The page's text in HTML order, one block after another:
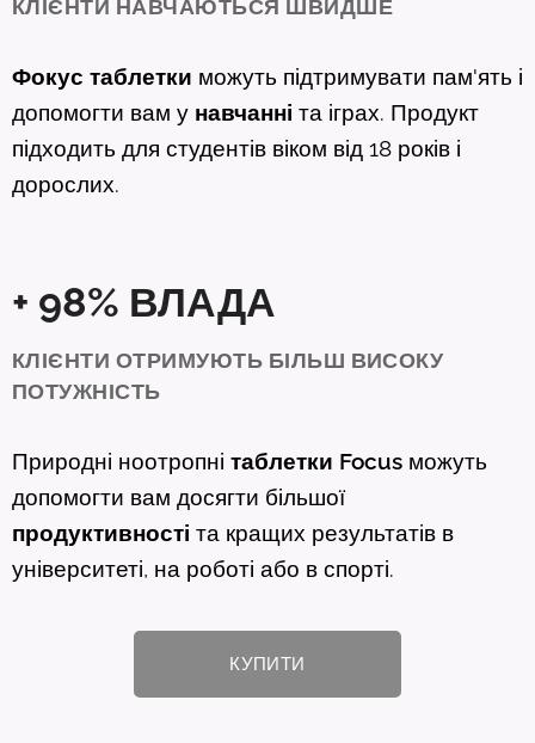
КЛІЄНТИ НАВЧАЮТЬСЯ ШВИДШЕ
Фокус таблетки можуть підтримувати пам'ять і
допомогти вам у навчанні та іграх. Продукт
підходить для студентів віком від 18 років і
дорослих.
+ 98% ВЛАДА
КЛІЄНТИ ОТРИМУЮТЬ БІЛЬШ ВИСОКУ
ПОТУЖНІСТЬ
Природні ноотропні таблетки Focus можуть
допомогти вам досягти більшої
продуктивності та кращих результатів в
університеті, на роботі або в спорті.
КУПИТИ